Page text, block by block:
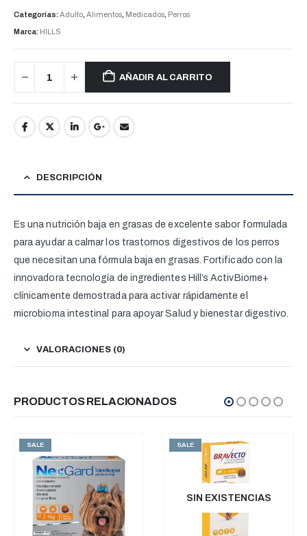
Categorías:Adulto, Alimentos, Medicados, Perros
Marca: HILLS
AÑADIR AL CARRITO
DESCRIPCIÓN
Es una nutrición baja en grasas de excelente sabor formulada
para ayudar a calmar los trastornos digestivos de los perros
que necesitan una fórmula baja en grasas. Fortificado con la
innovadora tecnología de ingredientes Hill’s ActivBiome+
clínicamente demostrada para activar rápidamente el
microbioma intestinal para apoyar Salud y bienestar digestivo.
VALORACIONES (0)
PRODUCTOS RELACIONADOS
SALE SALE
SIN EXISTENCIAS